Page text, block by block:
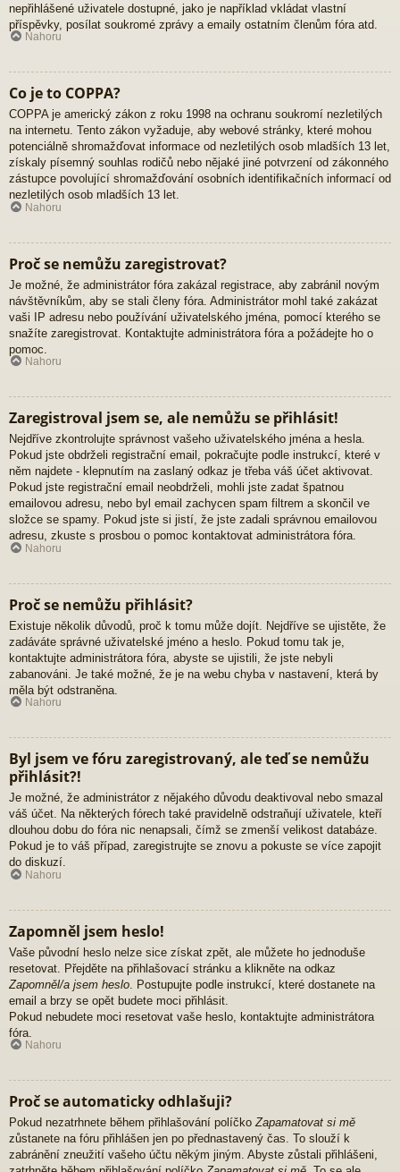
nepřihlášené uživatele dostupné, jako je například vkládat vlastní
příspěvky, posílat soukromé zprávy a emaily ostatním členům fóra atd.
Nahoru
Co je to COPPA?
COPPA je americký zákon z roku 1998 na ochranu soukromí nezletilých
na internetu. Tento zákon vyžaduje, aby webové stránky, které mohou
potenciálně shromažďovat informace od nezletilých osob mladších 13 let,
získaly písemný souhlas rodičů nebo nějaké jiné potvrzení od zákonného
zástupce povolující shromažďování osobních identifikačních informací od
nezletilých osob mladších 13 let.
Nahoru
Proč se nemůžu zaregistrovat?
Je možné, že administrátor fóra zakázal registrace, aby zabránil novým
návštěvníkům, aby se stali členy fóra. Administrátor mohl také zakázat
vaši IP adresu nebo používání uživatelského jména, pomocí kterého se
snažíte zaregistrovat. Kontaktujte administrátora fóra a požádejte ho o
pomoc.
Nahoru
Zaregistroval jsem se, ale nemůžu se přihlásit!
Nejdříve zkontrolujte správnost vašeho uživatelského jména a hesla.
Pokud jste obdrželi registrační email, pokračujte podle instrukcí, které v
něm najdete - klepnutím na zaslaný odkaz je třeba váš účet aktivovat.
Pokud jste registrační email neobdrželi, mohli jste zadat špatnou
emailovou adresu, nebo byl email zachycen spam filtrem a skončil ve
složce se spamy. Pokud jste si jistí, že jste zadali správnou emailovou
adresu, zkuste s prosbou o pomoc kontaktovat administrátora fóra.
Nahoru
Proč se nemůžu přihlásit?
Existuje několik důvodů, proč k tomu může dojít. Nejdříve se ujistěte, že
zadáváte správné uživatelské jméno a heslo. Pokud tomu tak je,
kontaktujte administrátora fóra, abyste se ujistili, že jste nebyli
zabanováni. Je také možné, že je na webu chyba v nastavení, která by
měla být odstraněna.
Nahoru
Byl jsem ve fóru zaregistrovaný, ale teď se nemůžu
přihlásit?!
Je možné, že administrátor z nějakého důvodu deaktivoval nebo smazal
váš účet. Na některých fórech také pravidelně odstraňují uživatele, kteří
dlouhou dobu do fóra nic nenapsali, čímž se zmenší velikost databáze.
Pokud je to váš případ, zaregistrujte se znovu a pokuste se více zapojit
do diskuzí.
Nahoru
Zapomněl jsem heslo!
Vaše původní heslo nelze sice získat zpět, ale můžete ho jednoduše
resetovat. Přejděte na přihlašovací stránku a klikněte na odkaz
Zapomněl/a jsem heslo . Postupujte podle instrukcí, které dostanete na
email a brzy se opět budete moci přihlásit.
Pokud nebudete moci resetovat vaše heslo, kontaktujte administrátora
fóra.
Nahoru
Proč se automaticky odhlašuji?
Pokud nezatrhnete během přihlašování políčkoZapamatovat si mě
zůstanete na fóru přihlášen jen po přednastavený čas. To slouží k
zabránění zneužití vašeho účtu někým jiným. Abyste zůstali přihlášeni,